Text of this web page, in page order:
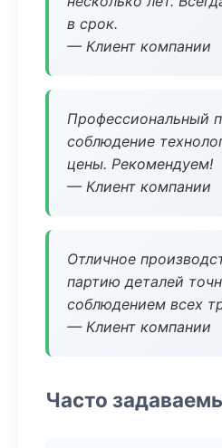
в срок.
— Клиент компании
Профессиональный
соблюдение
цены. Рекомендуем!
— Клиент компании
Отличное
партию деталей
соблюдением всех
— Клиент компании
Часто